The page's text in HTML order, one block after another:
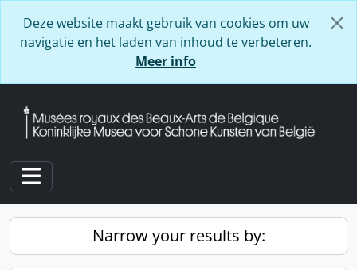
Deze website maakt gebruik van cookies om uw
navigatie en het laden van inhoud te verbeteren.
Meer info
Toggle navigation
Narrow your results by: